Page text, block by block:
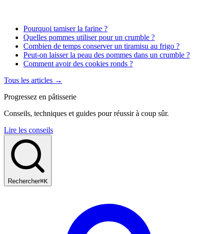
Pourquoi tamiser la farine ?
Quelles pommes utiliser pour un crumble ?
Combien de temps conserver un tiramisu au frigo ?
Peut-on laisser la peau des pommes dans un crumble ?
Comment avoir des cookies ronds ?
Tous les articles →
Progressez en pâtisserie
Conseils, techniques et guides pour réussir à coup sûr.
Lire les conseils
Rechercher⌘K